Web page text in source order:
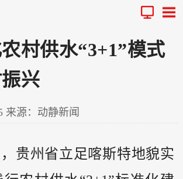
村供水“3+1”模式
兴
来源：动静新闻
贵州 省立足喀斯特地貌实